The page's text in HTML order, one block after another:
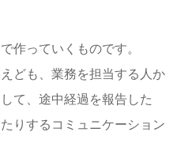
作っていくものです。
ども、業務を担当する人か
て、途中経過を報告した
りするコミュニケーション